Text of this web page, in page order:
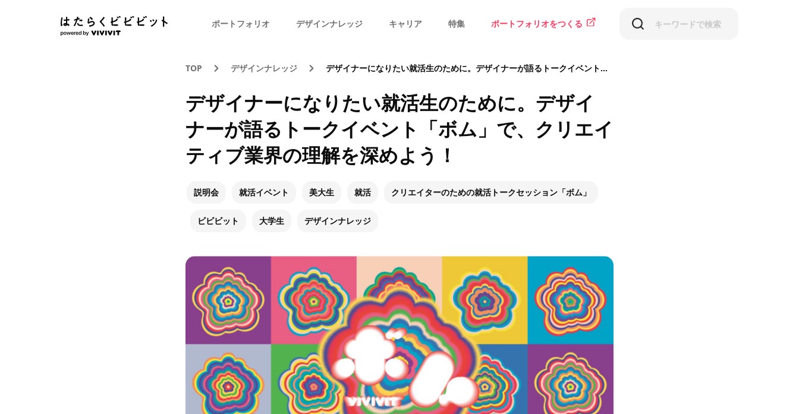
ポートフォリオ デザインナレッジ キャリア 特集 ポートフォリオをつくる
TOP デザインナレッジ デザイナーになりたい就活生のために。デザイナーが語るトークイベント「ボム」で、クリエイティブ業界の理解を深めよう！
デザイナーになりたい就活生のために。デザイ
ナーが語るトークイベント「ボム」で、クリエイ
ティブ業界の理解を深めよう！
説明会 就活イベント 美大生 就活 クリエイターのための就活トークセッション「ボム」
ビビビット 大学生 デザインナレッジ